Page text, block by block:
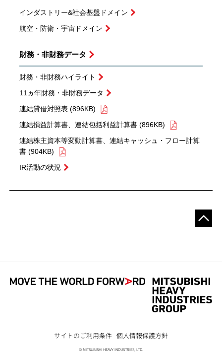
インダストリー&社会基盤ドメイン
航空・防衛・宇宙ドメイン
財務・非財務データ
財務・非財務ハイライト
11ヵ年財務・非財務データ
連結貸借対照表 (896KB)
連結損益計算書、連結包括利益計算書 (896KB)
連結株主資本等変動計算書、連結キャッシュ・フロー計算
書 (904KB)
IR活動の状況
サイトのご利用条件 個人情報保護方針
© MITSUBISHI HEAVY INDUSTRIES, LTD.